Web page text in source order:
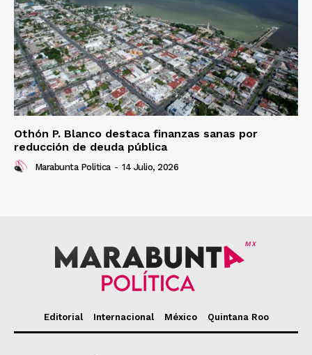
Othón P. Blanco destaca finanzas sanas por
reducción de deuda pública
Marabunta Politica - 14 Julio, 2026
MX
Editorial Internacional México Quintana Roo